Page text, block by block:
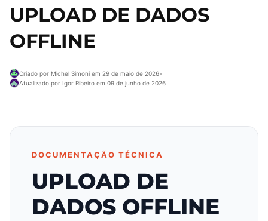
UPLOAD DE DADOS
OFFLINE
Criado por Michel Simoni em 29 de maio de 2026•
Atualizado por Igor Ribeiro em 09 de junho de 2026
DOCUMENTAÇÃO TÉCNICA
UPLOAD DE
DADOS OFFLINE